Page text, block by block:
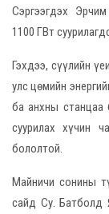
Сэргээгдэх
1100 ГВт
Гэхдээ, сүүлийн
улс цөмийн
ба анхны станцаа
суурилах хүчин
бололтой.
Майничи сонины
сайд Су. Батболд